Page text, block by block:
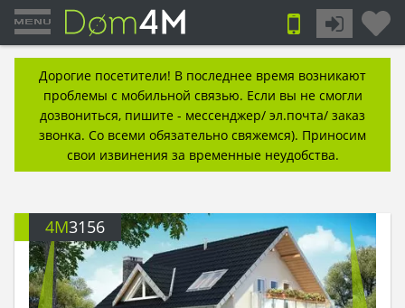
Дорогие посетители! В последнее время возникают
проблемы с мобильной связью. Если вы не смогли
дозвониться, пишите - мессенджер/ эл.почта/ заказ
звонка. Со всеми обязательно свяжемся). Приносим
свои извинения за временные неудобства.
4M3156